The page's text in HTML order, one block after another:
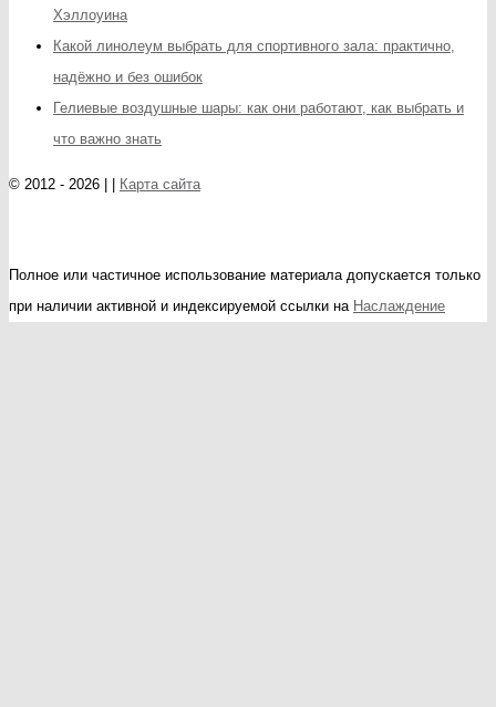
Хэллоуина
Какой линолеум выбрать для спортивного зала: практично,
надёжно и без ошибок
Гелиевые воздушные шары: как они работают, как выбрать и
что важно знать
© 2012 - 2026 | | Карта сайта
Полное или частичное использование материала допускается только
при наличии активной и индексируемой ссылки на Наслаждение